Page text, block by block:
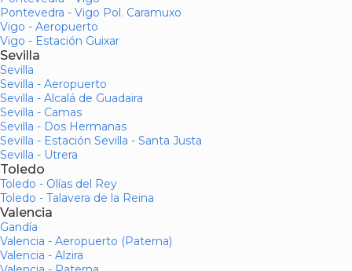
Pontevedra - Vigo Pol. Caramuxo
Vigo - Aeropuerto
Vigo - Estación Guixar
Sevilla
Sevilla
Sevilla - Aeropuerto
Sevilla - Alcalá de Guadaira
Sevilla - Camas
Sevilla - Dos Hermanas
Sevilla - Estación Sevilla - Santa Justa
Sevilla - Utrera
Toledo
Toledo - Olías del Rey
Toledo - Talavera de la Reina
Valencia
Gandía
Valencia - Aeropuerto (Paterna)
Valencia - Alzira